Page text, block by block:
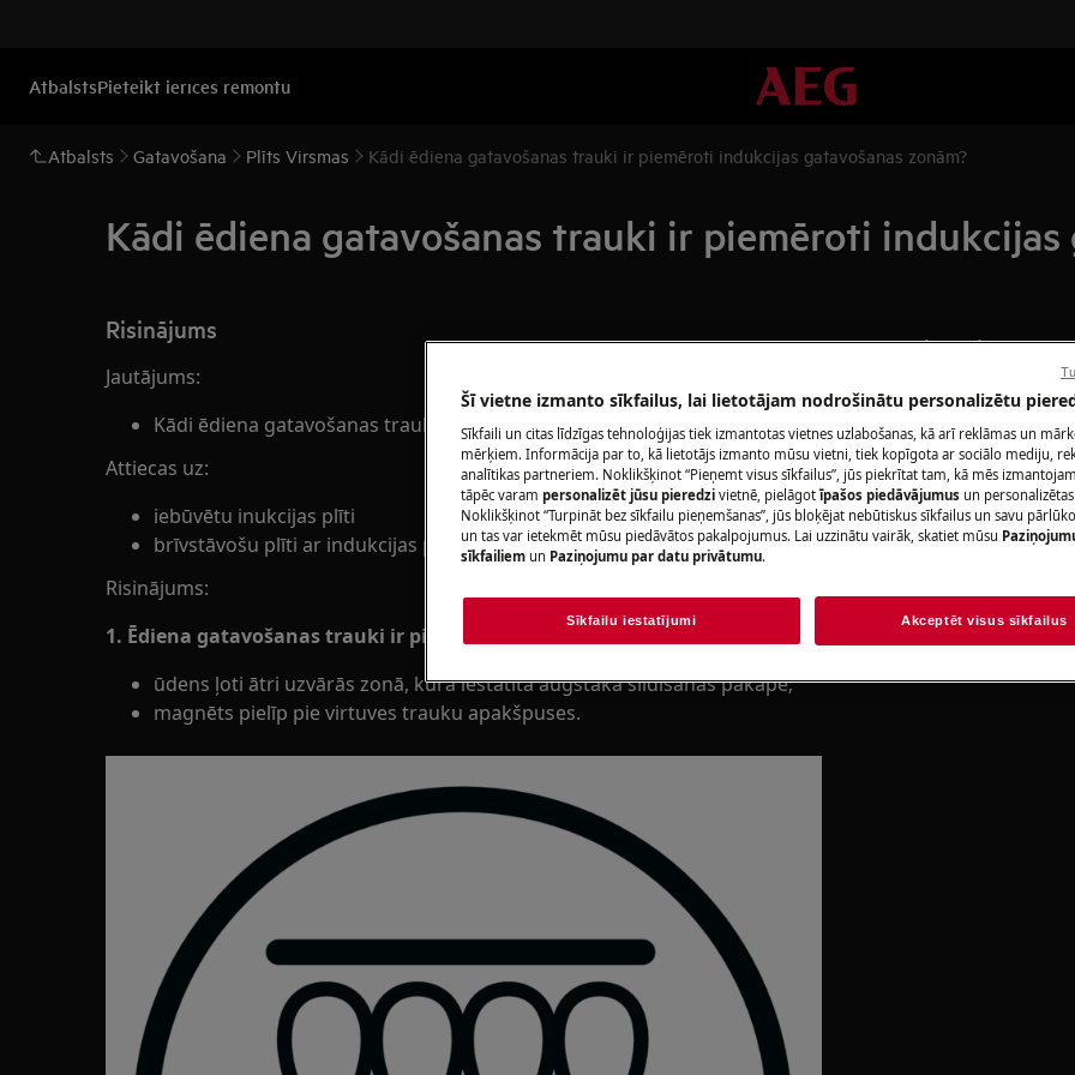
AtbalstsPieteikt ierīces remontu
Atbalsts Gatavošana Plīts Virsmas Kādi ēdiena gatavošanas trauki ir piemēroti indukcijas gatavošanas zonām?
Kādi ēdiena gatavošanas trauki ir piemēroti indukcijas
Risinājums
Jautājums:
Kādi ēdiena gatavošanas trauki ir piemēroti indukcijas gatavošanas zonām?
Attiecas uz:
iebūvētu inukcijas plīti
brīvstāvošu plīti ar indukcijas plīts virsmu
Risinājums:
1. Ēdiena gatavošanas trauki ir piemēroti indukcijas plītij, ja:
ūdens ļoti ātri uzvārās zonā, kurā iestatīta augstākā sildīšanas pakāpe;
magnēts pielīp pie virtuves trauku apakšpuses.
Piesakiet
Izvēlies aeg
fiksētu cenu par
remonta apjomu
un piedāvāsim
Šī vietne izmanto sīkfailus, lai lietotājam nodrošinātu personalizētu
Sīkfaili un citas līdzīgas tehnoloģijas tiek izmantotas vietnes uzlabošanas, kā arī reklāmas un
mērķiem. Informācija par to, kā lietotājs izmanto mūsu vietni, tiek kopīgota ar sociālo mediju,
analītikas partneriem. Noklikšķinot “Pieņemt visus sīkfailus”, jūs piekrītat tam, kā mēs
tāpēc varam personalizēt jūsu pieredzi vietnē, pielāgotīpašos piedāvājumus un
Noklikšķinot “Turpināt bez sīkfailu pieņemšanas”, jūs bloķējat nebūtiskus sīkfailus un savu
un tas var ietekmēt mūsu piedāvātos pakalpojumus. Lai uzzinātu vairāk, skatiet mūsu
sīkfailiem un Paziņojumu par datu privātumu.
Sīkfailu iestatījumi Akceptēt visus sīkfailus